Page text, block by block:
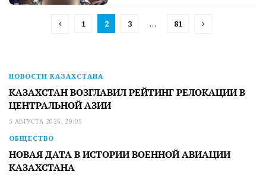
1 2 3 … 81
НОВОСТИ КАЗАХСТАНА
КАЗАХСТАН ВОЗГЛАВИЛ РЕЙТИНГ РЕЛОКАЦИИ В
ЦЕНТРАЛЬНОЙ АЗИИ
5 АВГУСТА 2026, 20:05
ОБЩЕСТВО
НОВАЯ ДАТА В ИСТОРИИ ВОЕННОЙ АВИАЦИИ
КАЗАХСТАНА